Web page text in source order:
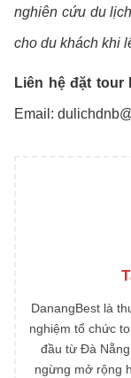
nghiên cứu du
cho du khách khi
Liên hệ đặt tour
Email:
DanangBest là
nghiệm tổ chức
đầu từ Đà
ngừng mở rộng